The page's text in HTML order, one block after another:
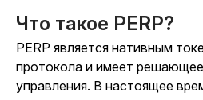
Что такое PERP?
PERP является нативным
протокола и имеет решающее
управления. В настоящее